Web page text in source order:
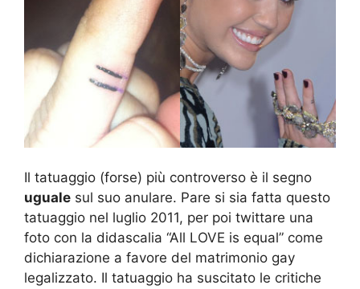
Il tatuaggio (forse) più controverso è il segno
uguale sul suo anulare. Pare si sia fatta questo
tatuaggio nel luglio 2011, per poi twittare una
foto con la didascalia “All LOVE is equal” come
dichiarazione a favore del matrimonio gay
legalizzato. Il tatuaggio ha suscitato le critiche